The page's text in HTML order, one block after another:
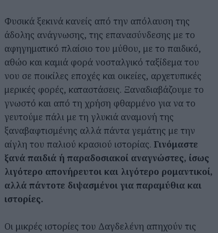
Φυσικά ξεκινά κανείς από την απόλαυση της
άδολης ανάγνωσης, της επανασύνδεσης με το
αφηγηματικό πλαίσιο του μύθου, με το παιδικό,
αθώο και καμιά φορά νοσταλγικό ταξίδεμα του
νου σε ποικίλες εποχές και οικείες, αρχετυπικές
μερικές φορές, καταστάσεις. Ξαναδιαβάζουμε το
γνωστό και από τη χρήση φθαρμένο για να το
γευτούμε πάλι με τη γλυκιά αναμονή της
ξαναβαφτισμένης αλλά πάντα γεμάτης με την
αίγλη του παλιού κρασιού ιστορίας. Γινόμαστε
ξανά παιδιά ή παραδοσιακοί αναγνώστες, ίσως
λιγότερο απονήρευτοι και λιγότερο ρομαντικοί,
αλλά πάντοτε διψασμένοι για παραμύθια και
ιστορίες.
Οι μικρές ιστορίες του Δαγδελένη απηχούν τις